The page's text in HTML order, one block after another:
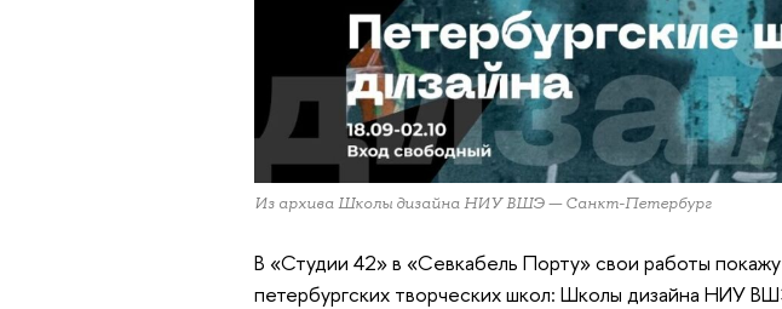
Из архива Школы дизайна НИУ ВШЭ — Санкт-Петербург
В «Студии 42» в «Севкабель Порту» свои работы
петербургских творческих школ: Школы дизайна НИУ